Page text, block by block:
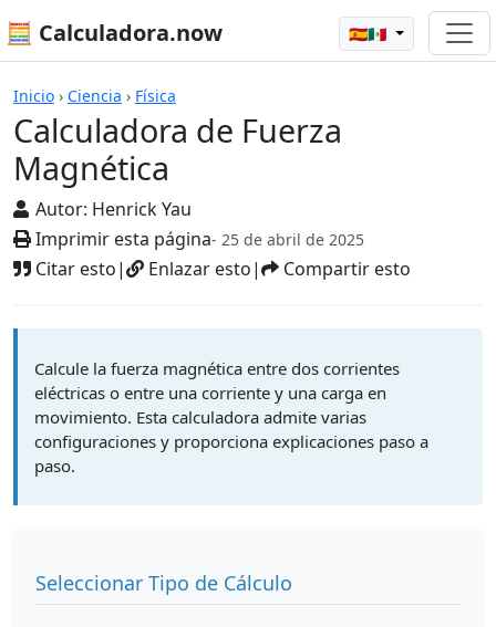
🧮 Calculadora.now 🇪🇸🇲🇽
Inicio › Ciencia › Física
Calculadora de Fuerza
Magnética
Autor: Henrick Yau
Imprimir esta página- 25 de abril de 2025
Citar esto| Enlazar esto| Compartir esto
Calculadoras
Calcule la fuerza magnética entre dos corrientes
eléctricas o entre una corriente y una carga en
movimiento. Esta calculadora admite varias
configuraciones y proporciona explicaciones paso a
paso.
Seleccionar Tipo de Cálculo